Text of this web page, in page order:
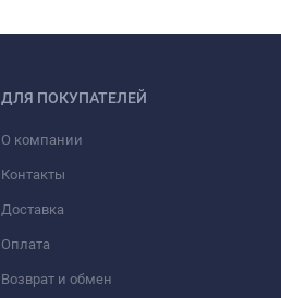
ДЛЯ ПОКУПАТЕЛЕЙ
О компании
Контакты
Доставка
Оплата
Возврат и обмен